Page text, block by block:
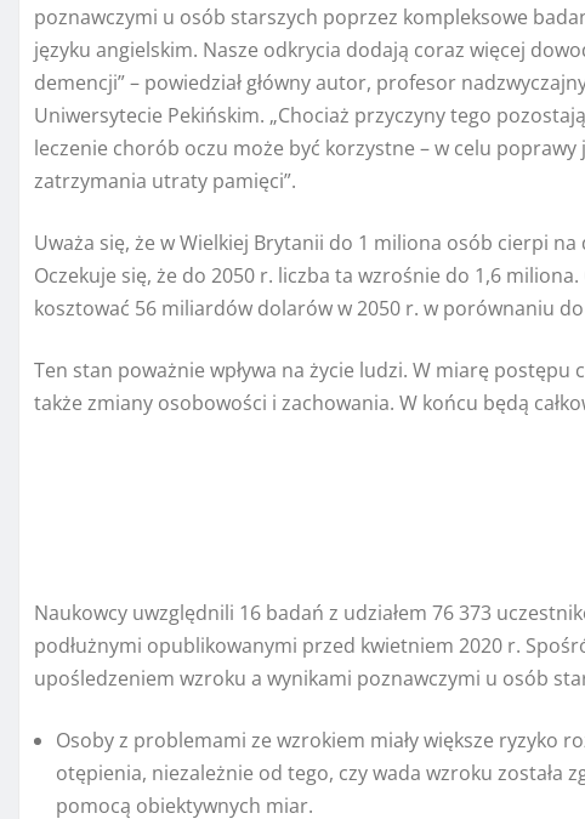
poznawczymi u osób starszych poprzez kompleksowe
języku angielskim. Nasze odkrycia dodają coraz więcej
demencji” – powiedział główny autor, profesor
Uniwersytecie Pekińskim. „Chociaż przyczyny tego
leczenie chorób oczu może być korzystne – w celu
zatrzymania utraty pamięci”.
Uważa się, że w Wielkiej Brytanii do 1 miliona osób cierpi
Oczekuje się, że do 2050 r. liczba ta wzrośnie do 1,6
kosztować 56 miliardów dolarów w 2050 r. w porównaniu
Ten stan poważnie wpływa na życie ludzi. W miarę
także zmiany osobowości i zachowania. W końcu będą
Naukowcy uwzględnili 16 badań z udziałem 76 373
podłużnymi opublikowanymi przed kwietniem 2020 r.
upośledzeniem wzroku a wynikami poznawczymi u osób
Osoby z problemami ze wzrokiem miały większe ryzyko
otępienia, niezależnie od tego, czy wada wzroku została
pomocą obiektywnych miar.